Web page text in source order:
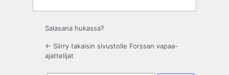
Salasana hukassa?
← Siirry takaisin sivustolle Forssan vapaa-
ajattelijat